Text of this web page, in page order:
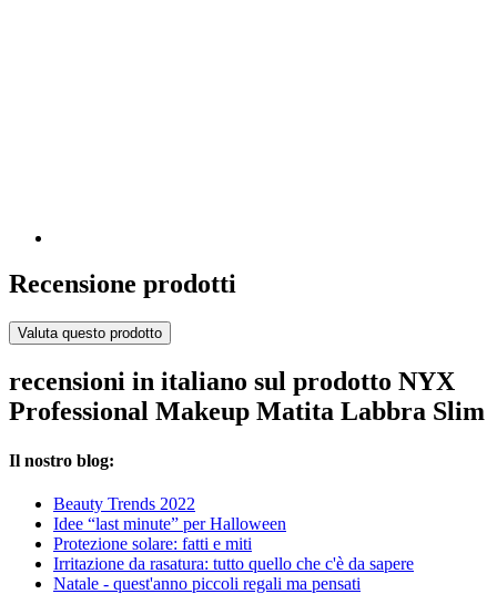
Recensione prodotti
Valuta questo prodotto
recensioni in italiano sul prodotto NYX
Professional Makeup Matita Labbra Slim
Il nostro blog:
Beauty Trends 2022
Idee “last minute” per Halloween
Protezione solare: fatti e miti
Irritazione da rasatura: tutto quello che c'è da sapere
Natale - quest'anno piccoli regali ma pensati